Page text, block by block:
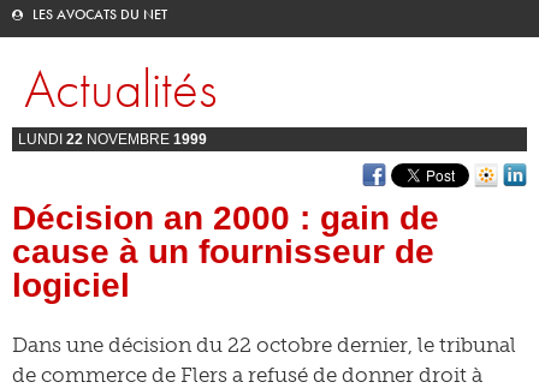
LES AVOCATS DU NET
Actualités
LUNDI 22 NOVEMBRE 1999
Décision an 2000 : gain de
cause à un fournisseur de
logiciel
Dans une décision du 22 octobre dernier, le tribunal
de commerce de Flers a refusé de donner droit à